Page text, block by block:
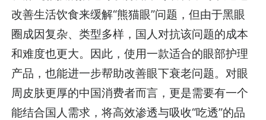
改善生活饮食来缓解“熊猫眼”问题，但由于黑眼
圈成因复杂、类型多样，国人对抗该问题的成本
和难度也更大。因此，使用一款适合的眼部护理
产品，也能进一步帮助改善眼下衰老问题。对眼
周皮肤更厚的中国消费者而言，更是需要有一个
能结合国人需求，将高效渗透与吸收“吃透”的品